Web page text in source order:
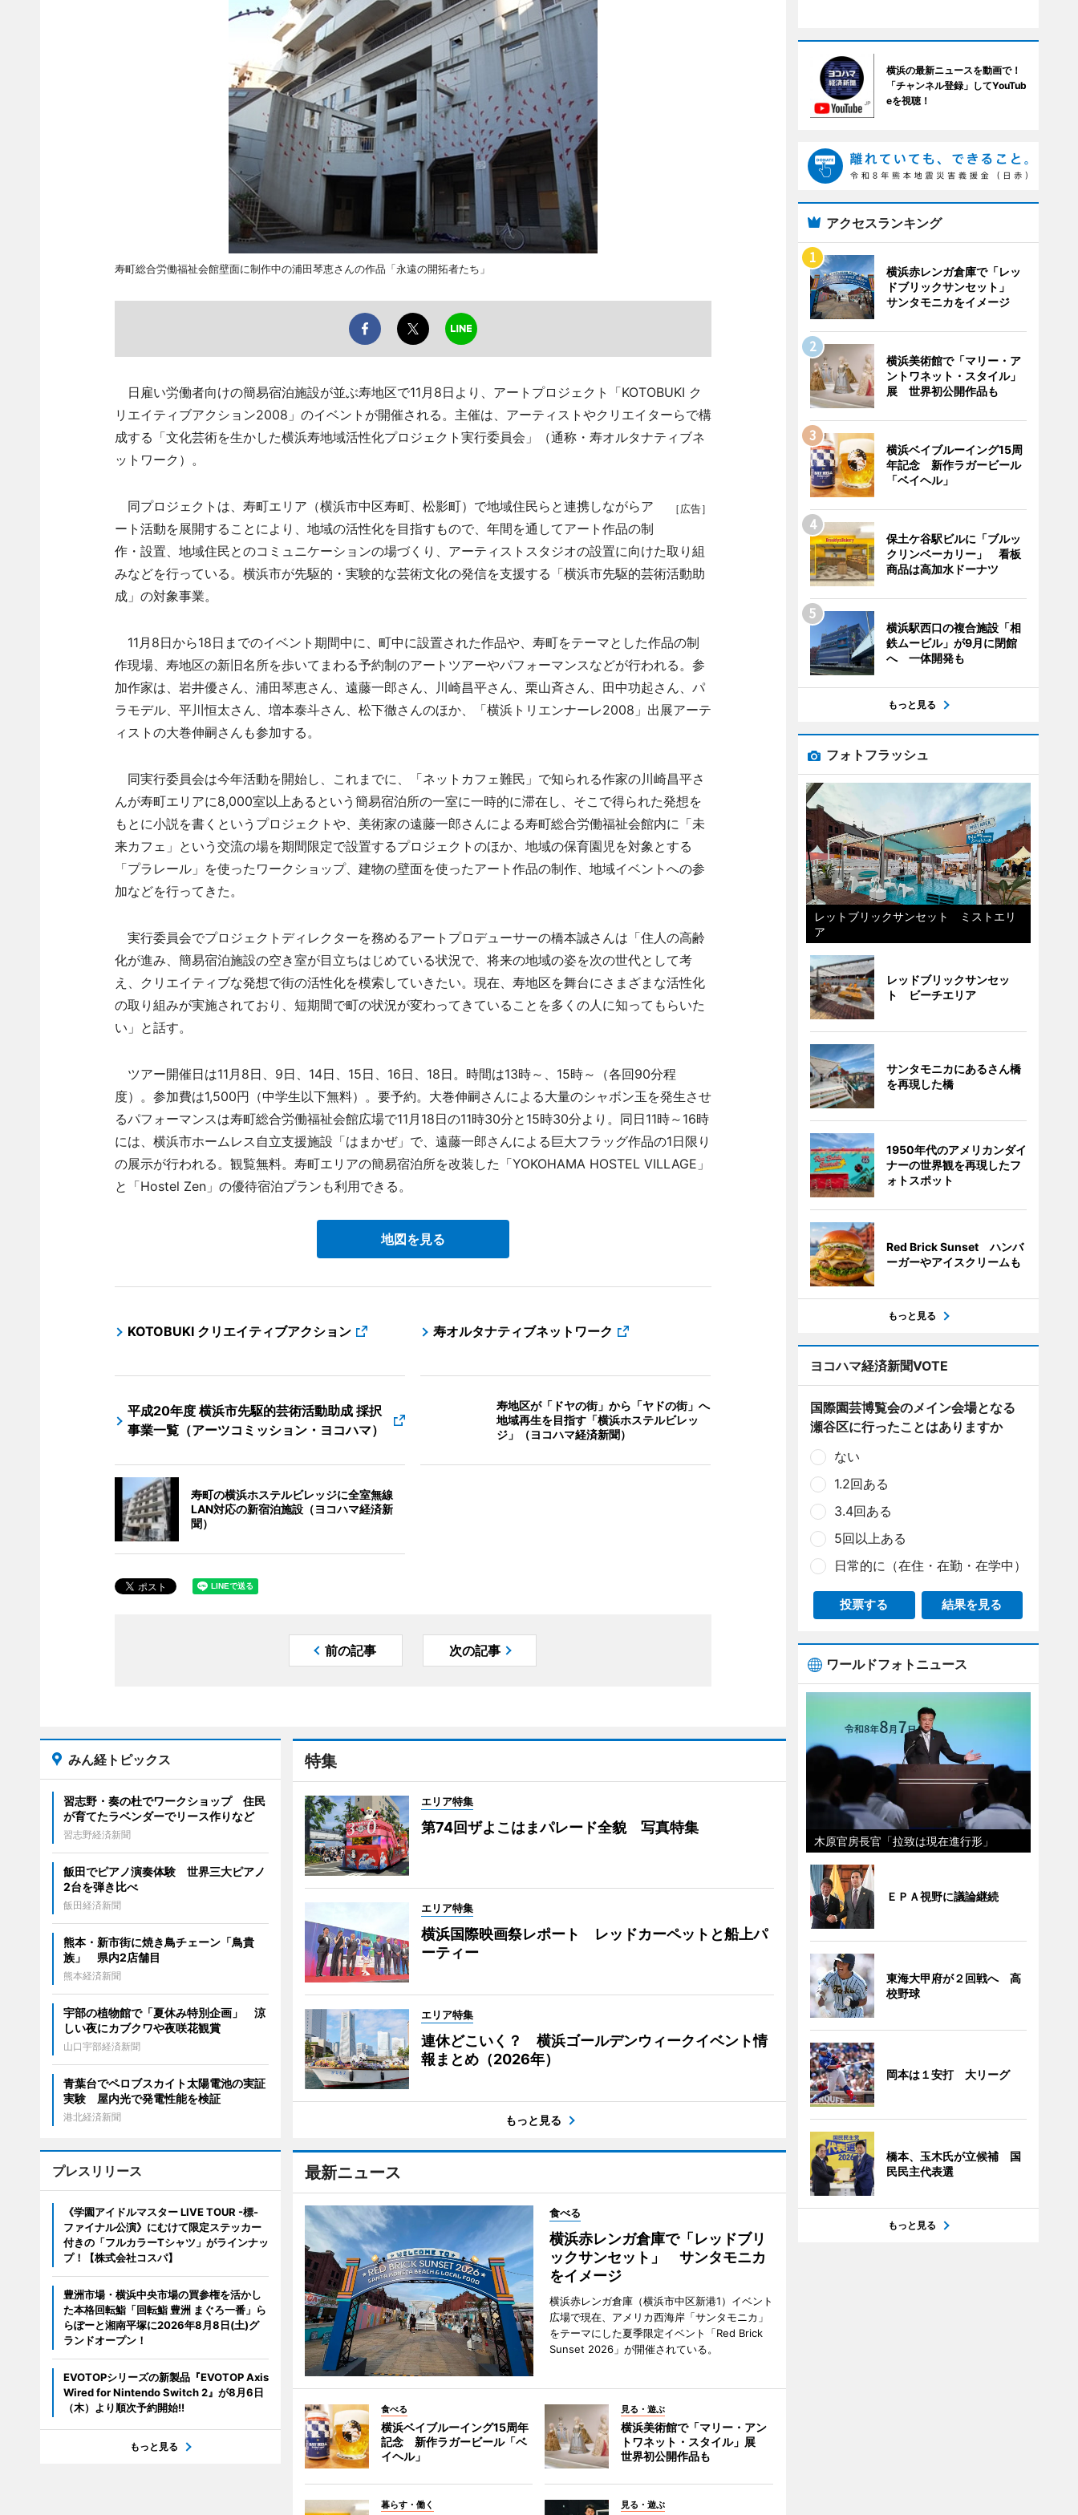
寿町総合労働福祉会館壁面に制作中の浦田琴恵さんの作品「永遠の開拓者たち」
日雇い労働者向けの簡易宿泊施設が並ぶ寿地区で11月8日より、アートプロジェクト「KOTOBUKI ク
リエイティブアクション2008」のイベントが開催される。主催は、アーティストやクリエイターらで構
成する「文化芸術を生かした横浜寿地域活性化プロジェクト実行委員会」（通称・寿オルタナティブネ
ットワーク）。
［広告］
同プロジェクトは、寿町エリア（横浜市中区寿町、松影町）で地域住民らと連携しながらア
ート活動を展開することにより、地域の活性化を目指すもので、年間を通してアート作品の制
作・設置、地域住民とのコミュニケーションの場づくり、アーティストスタジオの設置に向けた取り組
みなどを行っている。横浜市が先駆的・実験的な芸術文化の発信を支援する「横浜市先駆的芸術活動助
成」の対象事業。
11月8日から18日までのイベント期間中に、町中に設置された作品や、寿町をテーマとした作品の制
作現場、寿地区の新旧名所を歩いてまわる予約制のアートツアーやパフォーマンスなどが行われる。参
加作家は、岩井優さん、浦田琴恵さん、遠藤一郎さん、川崎昌平さん、栗山斉さん、田中功起さん、パ
ラモデル、平川恒太さん、増本泰斗さん、松下徹さんのほか、「横浜トリエンナーレ2008」出展アーテ
ィストの大巻伸嗣さんも参加する。
同実行委員会は今年活動を開始し、これまでに、「ネットカフェ難民」で知られる作家の川崎昌平さ
んが寿町エリアに8,000室以上あるという簡易宿泊所の一室に一時的に滞在し、そこで得られた発想を
もとに小説を書くというプロジェクトや、美術家の遠藤一郎さんによる寿町総合労働福祉会館内に「未
来カフェ」という交流の場を期間限定で設置するプロジェクトのほか、地域の保育園児を対象とする
「プラレール」を使ったワークショップ、建物の壁面を使ったアート作品の制作、地域イベントへの参
加などを行ってきた。
実行委員会でプロジェクトディレクターを務めるアートプロデューサーの橋本誠さんは「住人の高齢
化が進み、簡易宿泊施設の空き室が目立ちはじめている状況で、将来の地域の姿を次の世代として考
え、クリエイティブな発想で街の活性化を模索していきたい。現在、寿地区を舞台にさまざまな活性化
の取り組みが実施されており、短期間で町の状況が変わってきていることを多くの人に知ってもらいた
い」と話す。
ツアー開催日は11月8日、9日、14日、15日、16日、18日。時間は13時～、15時～（各回90分程
度）。参加費は1,500円（中学生以下無料）。要予約。大巻伸嗣さんによる大量のシャボン玉を発生させ
るパフォーマンスは寿町総合労働福祉会館広場で11月18日の11時30分と15時30分より。同日11時～16時
には、横浜市ホームレス自立支援施設「はまかぜ」で、遠藤一郎さんによる巨大フラッグ作品の1日限り
の展示が行われる。観覧無料。寿町エリアの簡易宿泊所を改装した「YOKOHAMA HOSTEL VILLAGE」
と「Hostel Zen」の優待宿泊プランも利用できる。
地図を見る
KOTOBUKI クリエイティブアクション 寿オルタナティブネットワーク
平成20年度 横浜市先駆的芸術活動助成 採択
事業一覧（アーツコミッション・ヨコハマ）
寿地区が「ドヤの街」から「ヤドの街」へ
地域再生を目指す「横浜ホステルビレッ
ジ」（ヨコハマ経済新聞）
寿町の横浜ホステルビレッジに全室無線
LAN対応の新宿泊施設（ヨコハマ経済新
聞）
前の記事 次の記事
特集
エリア特集
第74回ザよこはまパレード全貌 写真特集
エリア特集
横浜国際映画祭レポート レッドカーペットと船上パ
ーティー
エリア特集
連休どこいく？ 横浜ゴールデンウィークイベント情
報まとめ（2026年）
もっと見る
最新ニュース
食べる
横浜赤レンガ倉庫で「レッドブリ
ックサンセット」 サンタモニカ
をイメージ
横浜赤レンガ倉庫（横浜市中区新港1）イベント
広場で現在、アメリカ西海岸「サンタモニカ」
をテーマにした夏季限定イベント「Red Brick
Sunset 2026」が開催されている。
食べる
横浜ベイブルーイング15周年
記念 新作ラガービール「ベ
イヘル」
見る・遊ぶ
横浜美術館で「マリー・アン
トワネット・スタイル」展
世界初公開作品も
暮らす・働く 見る・遊ぶ
みん経トピックス
習志野・奏の杜でワークショップ 住民
が育てたラベンダーでリース作りなど
習志野経済新聞
飯田でピアノ演奏体験 世界三大ピアノ
2台を弾き比べ
飯田経済新聞
熊本・新市街に焼き鳥チェーン「鳥貴
族」 県内2店舗目
熊本経済新聞
宇部の植物館で「夏休み特別企画」 涼
しい夜にカブクワや夜咲花観賞
山口宇部経済新聞
青葉台でペロブスカイト太陽電池の実証
実験 屋内光で発電性能を検証
港北経済新聞
プレスリリース
《学園アイドルマスター LIVE TOUR -標-
ファイナル公演》にむけて限定ステッカー
付きの「フルカラーTシャツ」がラインナッ
プ！【株式会社コスパ】
豊洲市場・横浜中央市場の買参権を活かし
た本格回転鮨「回転鮨 豊洲 まぐろ一番」ら
らぽーと湘南平塚に2026年8月8日(土)グ
ランドオープン！
EVOTOPシリーズの新製品『EVOTOP Axis
Wired for Nintendo Switch 2』が8月6日
（木）より順次予約開始!!
もっと見る
横浜の最新ニュースを動画で！
「チャンネル登録」してYouTub
eを視聴！
アクセスランキング
横浜赤レンガ倉庫で「レッ
ドブリックサンセット」
サンタモニカをイメージ
横浜美術館で「マリー・ア
ントワネット・スタイル」
展 世界初公開作品も
横浜ベイブルーイング15周
年記念 新作ラガービール
「ベイヘル」
保土ケ谷駅ビルに「ブルッ
クリンベーカリー」 看板
商品は高加水ドーナツ
横浜駅西口の複合施設「相
鉄ムービル」が9月に閉館
へ 一体開発も
もっと見る
フォトフラッシュ
レットブリックサンセット ミストエリ
ア
レッドブリックサンセッ
ト ビーチエリア
サンタモニカにあるさん橋
を再現した橋
1950年代のアメリカンダイ
ナーの世界観を再現したフ
ォトスポット
Red Brick Sunset ハンバ
ーガーやアイスクリームも
もっと見る
ヨコハマ経済新聞VOTE
国際園芸博覧会のメイン会場となる
瀬谷区に行ったことはありますか
ない
1.2回ある
3.4回ある
5回以上ある
日常的に（在住・在勤・在学中）
投票する 結果を見る
ワールドフォトニュース
木原官房長官「拉致は現在進行形」
ＥＰＡ視野に議論継続
東海大甲府が２回戦へ 高
校野球
岡本は１安打 大リーグ
橋本、玉木氏が立候補 国
民民主代表選
もっと見る